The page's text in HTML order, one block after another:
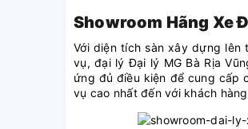
Showroom Hãng Xe
Với diện tích sàn xây dựng lên
vụ, đại lý Đại lý MG Bà Rịa
ứng đủ điều kiện để cung cấp
vụ cao nhất đến với khách